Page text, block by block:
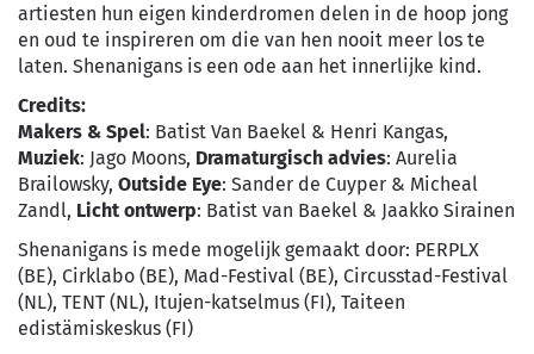
artiesten hun eigen kinderdromen delen in de hoop jong
en oud te inspireren om die van hen nooit meer los te
laten. Shenanigans is een ode aan het innerlijke kind.
Credits:
Makers & Spel: Batist Van Baekel & Henri Kangas,
Muziek: Jago Moons, Dramaturgisch advies: Aurelia
Brailowsky, Outside Eye: Sander de Cuyper & Micheal
Zandl, Licht ontwerp: Batist van Baekel & Jaakko Sirainen
Shenanigans is mede mogelijk gemaakt door: PERPLX
(BE), Cirklabo (BE), Mad-Festival (BE), Circusstad-Festival
(NL), TENT (NL), Itujen-katselmus (FI), Taiteen
edistämiskeskus (FI)